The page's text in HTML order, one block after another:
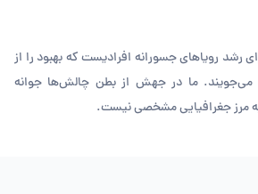
رویاهای جسورانه افرادیست که بهبود را از
می‌جویند. ما در جهش از بطن چالش‌ها جوانه
مرز جغرافیایی مشخصی نیست.